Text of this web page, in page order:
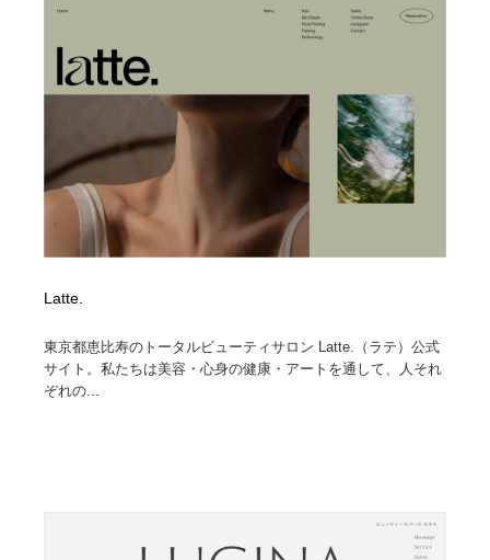
Latte.
東京都恵比寿のトータルビューティサロン Latte.（ラテ）公式
サイト。私たちは美容・心身の健康・アートを通して、人それ
ぞれの...